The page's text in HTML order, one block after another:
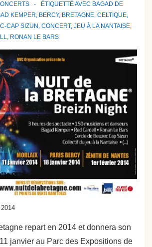
ÉTIQUETTÉ AVEC BAGAD DE
KEMPER, BERCY, BRETAGNE, CELTIQUE,
CAP SIZUN , CONCERT, JEU À LA NANTAISE,
, RONAN LE BARS
repart en 2014 et donnera son
janvier au Parc des Expositions de